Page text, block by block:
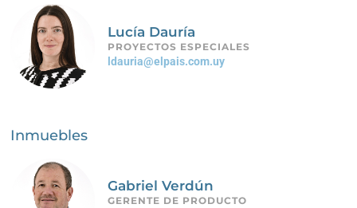
Lucía Dauría
PROYECTOS ESPECIALES
ldauria@elpais.com.uy
Inmuebles
Gabriel Verdún
GERENTE DE PRODUCTO